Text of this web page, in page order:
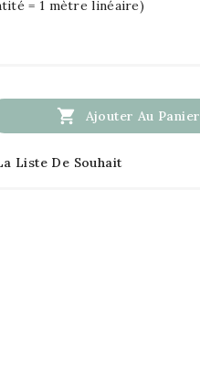
= 1 mètre linéaire)
 Ajouter Au Panier
Liste De Souhait